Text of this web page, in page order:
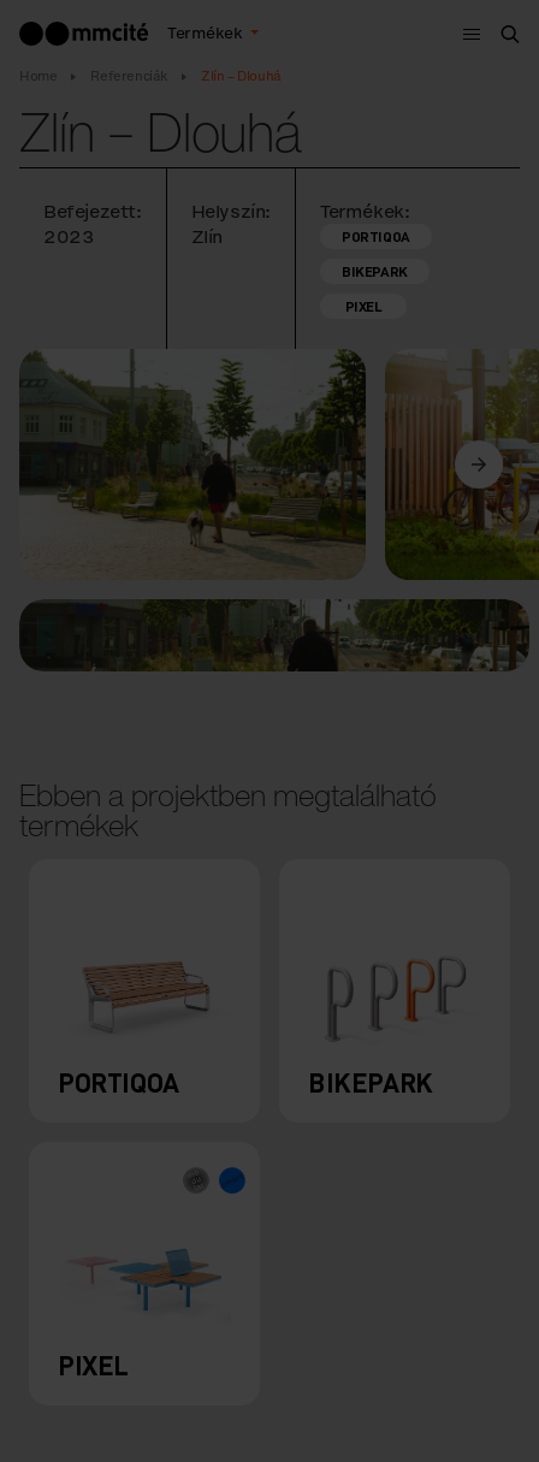
Termékek
Menü
Home Referenciák Zlín – Dlouhá
Zlín – Dlouhá
Befejezett:
2023
Helyszín:
Zlín
Termékek:
PORTIQOA
BIKEPARK
PIXEL
Előző Következő
Ebben a projektben megtalálható
termékek
PORTIQOA BIKEPARK
PIXEL